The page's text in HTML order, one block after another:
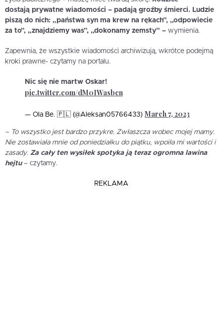
dostają prywatne wiadomości – padają groźby śmierci. Ludzie
piszą do nich: „państwa syn ma krew na rękach”, „odpowiecie
za to”, „znajdziemy was”, „dokonamy zemsty” – wymienia.
Zapewnia, że wszystkie wiadomości archiwizują, wkrótce podejmą
kroki prawne- czytamy na portalu.
Nic się nie martw Oskar!
pic.twitter.com/dM0IWasbcn
— Ola Be. 🇵🇱 (@Aleksan05766433) March 7, 2023
– To wszystko jest bardzo przykre. Zwłaszcza wobec mojej mamy.
Nie zostawiała mnie od poniedziałku do piątku, wpoiła mi wartości i
zasady. Za cały ten wysiłek spotyka ją teraz ogromna lawina
hejtu– czytamy.
REKLAMA